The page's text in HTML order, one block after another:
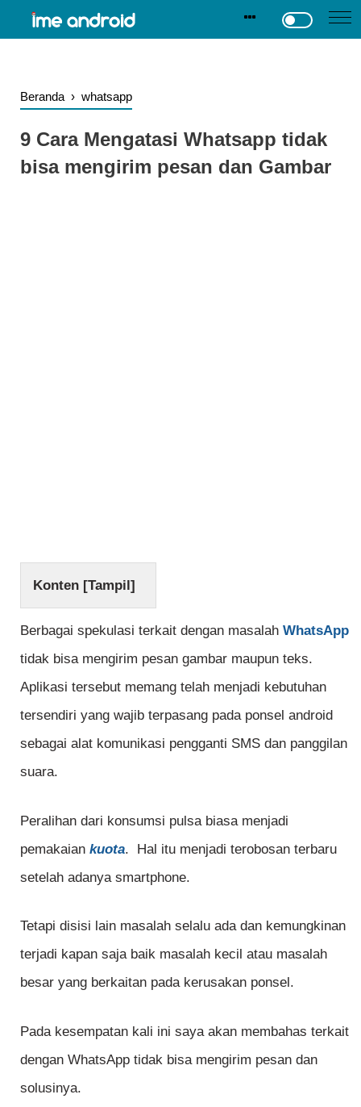
Beranda › whatsapp
9 Cara Mengatasi Whatsapp tidak
bisa mengirim pesan dan Gambar
Konten [Tampil]
Berbagai spekulasi terkait dengan masalah WhatsApp
tidak bisa mengirim pesan gambar maupun teks.
Aplikasi tersebut memang telah menjadi kebutuhan
tersendiri yang wajib terpasang pada ponsel android
sebagai alat komunikasi pengganti SMS dan panggilan
suara.
Peralihan dari konsumsi pulsa biasa menjadi
pemakaian kuota. Hal itu menjadi terobosan terbaru
setelah adanya smartphone.
Tetapi disisi lain masalah selalu ada dan kemungkinan
terjadi kapan saja baik masalah kecil atau masalah
besar yang berkaitan pada kerusakan ponsel.
Pada kesempatan kali ini saya akan membahas terkait
dengan WhatsApp tidak bisa mengirim pesan dan
solusinya.